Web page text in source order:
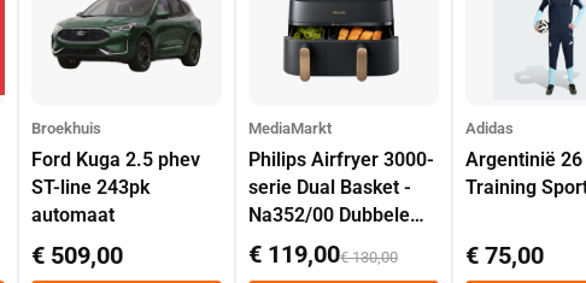
Broekhuis
Ford Kuga 2.5 phev
ST-line 243pk
automaat
€ 509,00
MediaMarkt
Philips Airfryer 3000-
serie Dual Basket -
Na352/00 Dubbele
Mand 9 L Tot 6
Personen
€ 119,00€ 130,00
Adidas
Argentinië
Training
€ 75,00